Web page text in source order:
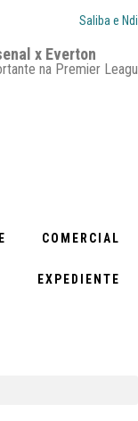
x Everton
na Premier
COMERCIAL
EXPEDIENTE